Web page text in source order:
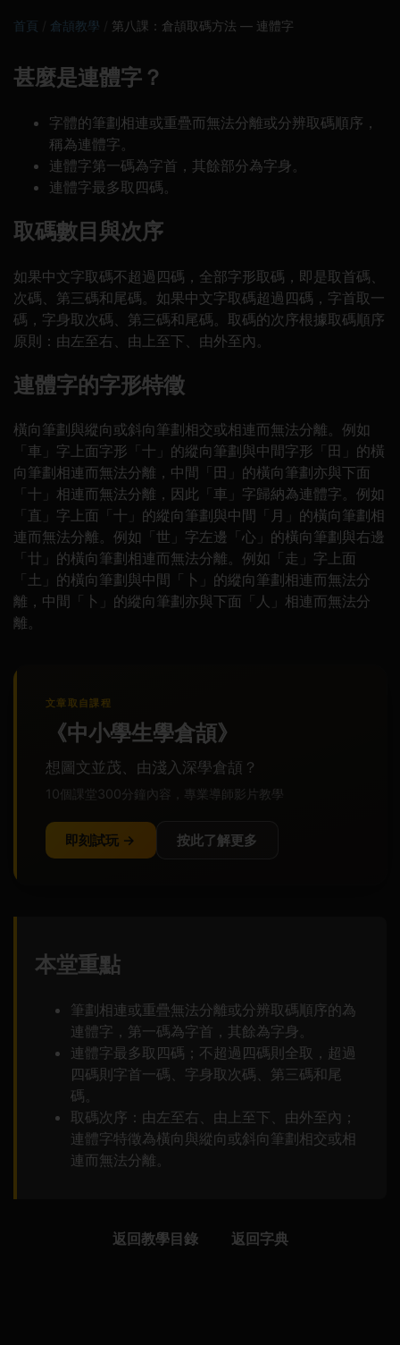
首頁 倉頡教學 第八課：倉頡取碼方法 — 連體字
甚麼是連體字？
字體的筆劃相連或重疊而無法分離或分辨取碼順序，
稱為連體字。
連體字第一碼為字首，其餘部分為字身。
連體字最多取四碼。
取碼數目與次序
如果中文字取碼不超過四碼，全部字形取碼，即是取首碼、
次碼、第三碼和尾碼。如果中文字取碼超過四碼，字首取一
碼，字身取次碼、第三碼和尾碼。取碼的次序根據取碼順序
原則：由左至右、由上至下、由外至內。
連體字的字形特徵
橫向筆劃與縱向或斜向筆劃相交或相連而無法分離。例如
「車」字上面字形「十」的縱向筆劃與中間字形「田」的橫
向筆劃相連而無法分離，中間「田」的橫向筆劃亦與下面
「十」相連而無法分離，因此「車」字歸納為連體字。例如
「直」字上面「十」的縱向筆劃與中間「月」的橫向筆劃相
連而無法分離。例如「世」字左邊「心」的橫向筆劃與右邊
「廿」的橫向筆劃相連而無法分離。例如「走」字上面
「土」的橫向筆劃與中間「卜」的縱向筆劃相連而無法分
離，中間「卜」的縱向筆劃亦與下面「人」相連而無法分
離。
文章取自課程
《中小學生學倉頡》
想圖文並茂、由淺入深學倉頡？
10個課堂300分鐘內容，專業導師影片教學
即刻試玩 → 按此了解更多
本堂重點
筆劃相連或重疊無法分離或分辨取碼順序的為
連體字，第一碼為字首，其餘為字身。
連體字最多取四碼；不超過四碼則全取，超過
四碼則字首一碼、字身取次碼、第三碼和尾
碼。
取碼次序：由左至右、由上至下、由外至內；
連體字特徵為橫向與縱向或斜向筆劃相交或相
連而無法分離。
返回教學目錄 返回字典